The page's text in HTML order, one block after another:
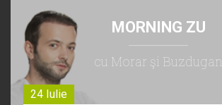
MORNING ZU
cu Morar şi Buzdugan
24 Iulie